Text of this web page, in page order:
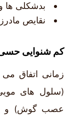
بدشکلی ها
نقایص
کم شنوایی
زمانی اتفاق
(سلول های
عصب گوش) و